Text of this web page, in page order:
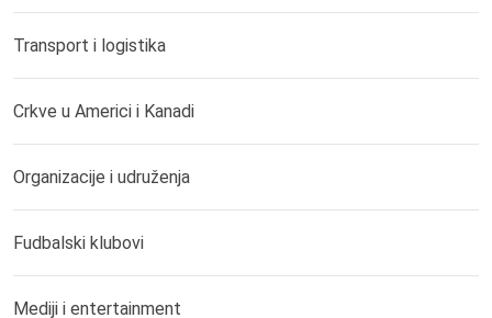
Transport i logistika
Crkve u Americi i Kanadi
Organizacije i udruženja
Fudbalski klubovi
Mediji i entertainment